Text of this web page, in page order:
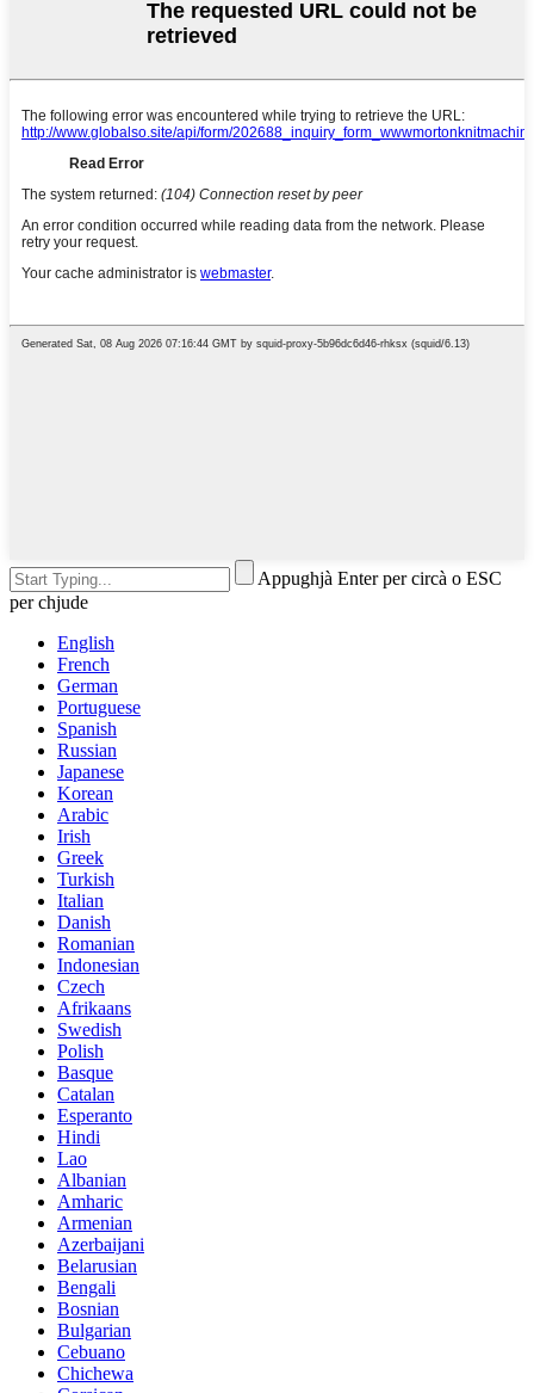
Appughjà Enter per circà o ESC
per chjude
English
French
German
Portuguese
Spanish
Russian
Japanese
Korean
Arabic
Irish
Greek
Turkish
Italian
Danish
Romanian
Indonesian
Czech
Afrikaans
Swedish
Polish
Basque
Catalan
Esperanto
Hindi
Lao
Albanian
Amharic
Armenian
Azerbaijani
Belarusian
Bengali
Bosnian
Bulgarian
Cebuano
Chichewa